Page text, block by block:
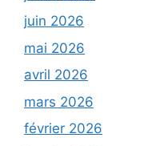
juin 2026
mai 2026
avril 2026
mars 2026
février 2026